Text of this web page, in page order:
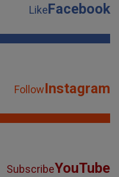
LikeFacebook
FollowInstagram
SubscribeYouTube